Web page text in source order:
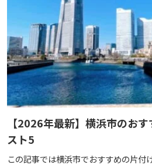
【2026年最新】横浜市のお
スト5
この記事では横浜市でおすすめの片付